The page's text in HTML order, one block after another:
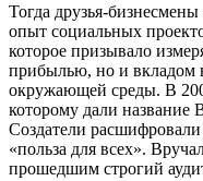
Тогда друзья-
опыт социальных
которое призывало
прибылью, но и вкладом
окружающей среды. В
которому дали название
Создатели
«польза для всех».
прошедшим строгий